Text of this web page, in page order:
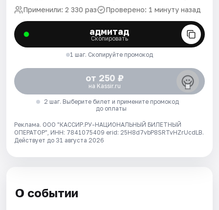
Применили: 2 330 раз Проверено: 1 минуту назад
адмитад
Скопировать
1 шаг. Скопируйте промокод
от 250 ₽
на Kassir.ru
2 шаг. Выберите билет и примените промокод
до оплаты
Реклама. ООО "КАССИР.РУ-НАЦИОНАЛЬНЫЙ БИЛЕТНЫЙ
ОПЕРАТОР", ИНН: 7841075409 erid: 25H8d7vbP8SRTvHZrUcdLB.
Действует до 31 августа 2026
О событии